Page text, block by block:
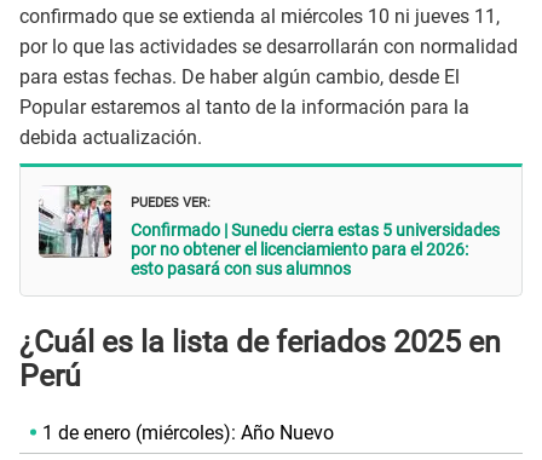
confirmado que se extienda al miércoles 10 ni jueves 11,
por lo que las actividades se desarrollarán con normalidad
para estas fechas. De haber algún cambio, desde El
Popular estaremos al tanto de la información para la
debida actualización.
PUEDES VER:
Confirmado | Sunedu cierra estas 5 universidades
por no obtener el licenciamiento para el 2026:
esto pasará con sus alumnos
¿Cuál es la lista de feriados 2025 en
Perú
1 de enero (miércoles): Año Nuevo